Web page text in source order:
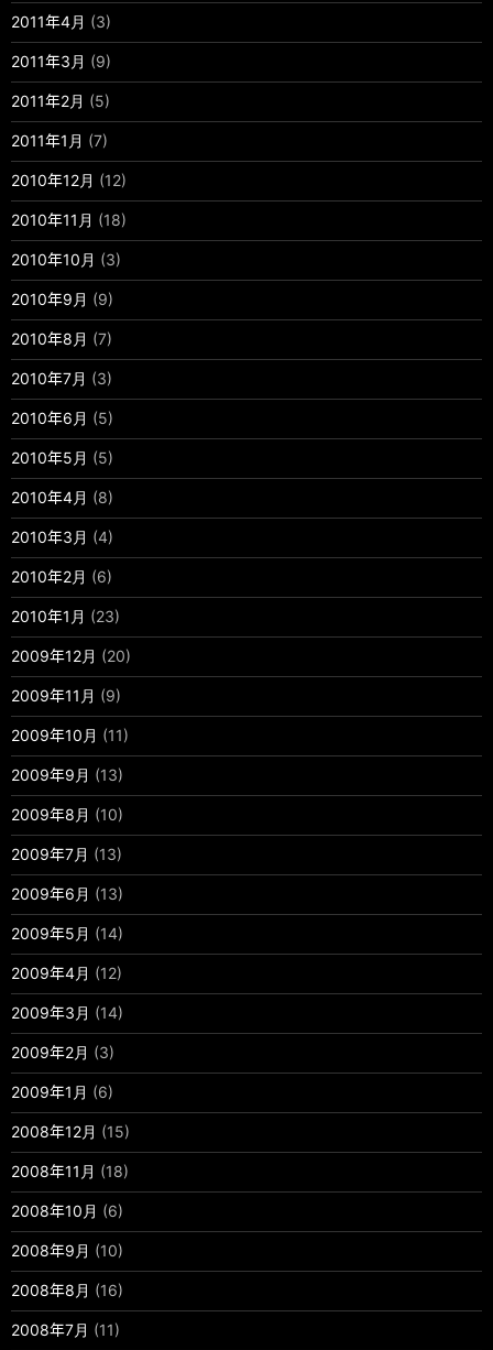
2011年4月 (3)
2011年3月 (9)
2011年2月 (5)
2011年1月 (7)
2010年12月 (12)
2010年11月 (18)
2010年10月 (3)
2010年9月 (9)
2010年8月 (7)
2010年7月 (3)
2010年6月 (5)
2010年5月 (5)
2010年4月 (8)
2010年3月 (4)
2010年2月 (6)
2010年1月 (23)
2009年12月 (20)
2009年11月 (9)
2009年10月 (11)
2009年9月 (13)
2009年8月 (10)
2009年7月 (13)
2009年6月 (13)
2009年5月 (14)
2009年4月 (12)
2009年3月 (14)
2009年2月 (3)
2009年1月 (6)
2008年12月 (15)
2008年11月 (18)
2008年10月 (6)
2008年9月 (10)
2008年8月 (16)
2008年7月 (11)